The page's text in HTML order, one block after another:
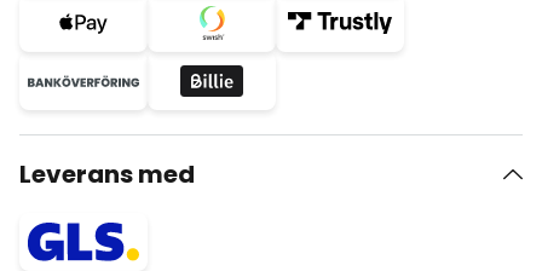
Leverans med